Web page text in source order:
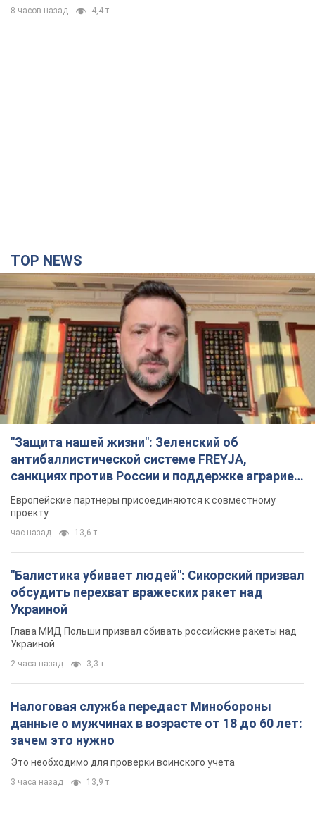
8 часов назад 4,4 т.
TOP NEWS
"Защита нашей жизни": Зеленский об
антибаллистической системе FREYJA,
санкциях против России и поддержке аграриев.
Видео
Европейские партнеры присоединяются к совместному
проекту
час назад 13,6 т.
"Балистика убивает людей": Сикорский призвал
обсудить перехват вражеских ракет над
Украиной
Глава МИД Польши призвал сбивать российские ракеты над
Украиной
2 часа назад 3,3 т.
Налоговая служба передаст Минобороны
данные о мужчинах в возрасте от 18 до 60 лет:
зачем это нужно
Это необходимо для проверки воинского учета
3 часа назад 13,9 т.